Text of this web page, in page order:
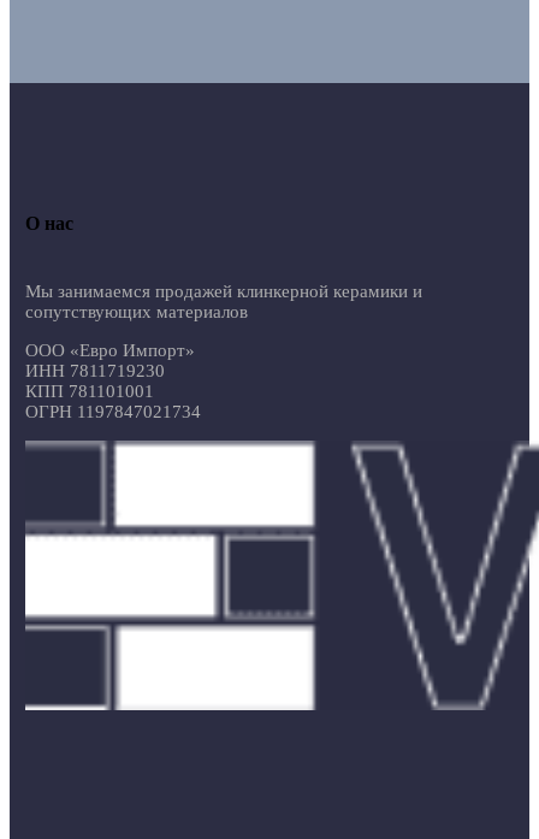
О нас
Мы занимаемся продажей клинкерной керамики и
сопутствующих материалов
ООО «Евро Импорт»
ИНН 7811719230
КПП 781101001
ОГРН 1197847021734